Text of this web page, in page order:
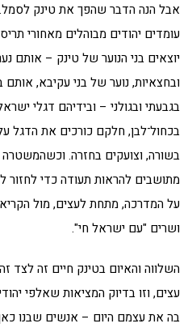
אבל הנה הדבר שהפך את טינק
עומדים יהודים מבוהלים מאחורי
יוצאים בני הנוער של טינק – אותם
ובחצאיות, נוער של בני עקיבא,
בגבעתי ובגולני – ובידיהם דגלי
בכחול־לבן, חלקם כורכים את הדגל
בשורה, וצועקים בחזרה.
מתושבים להראות תעודה כדי
על המדרכה, מתחת לעצים, מול
ושרים "עם ישראל חי".
השלווה והאיום בטינק חיים זה
עצים, וזו בדיוק המציאות שאלפי
בה את עצמם היום – אנשים שבנו